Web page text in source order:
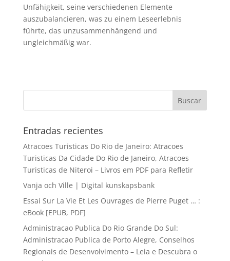
Unfähigkeit, seine verschiedenen Elemente
auszubalancieren, was zu einem Leseerlebnis
führte, das unzusammenhängend und
ungleichmäßig war.
Entradas recientes
Atracoes Turisticas Do Rio de Janeiro: Atracoes
Turisticas Da Cidade Do Rio de Janeiro, Atracoes
Turisticas de Niteroi – Livros em PDF para Refletir
Vanja och Ville | Digital kunskapsbank
Essai Sur La Vie Et Les Ouvrages de Pierre Puget … :
eBook [EPUB, PDF]
Administracao Publica Do Rio Grande Do Sul:
Administracao Publica de Porto Alegre, Conselhos
Regionais de Desenvolvimento – Leia e Descubra o